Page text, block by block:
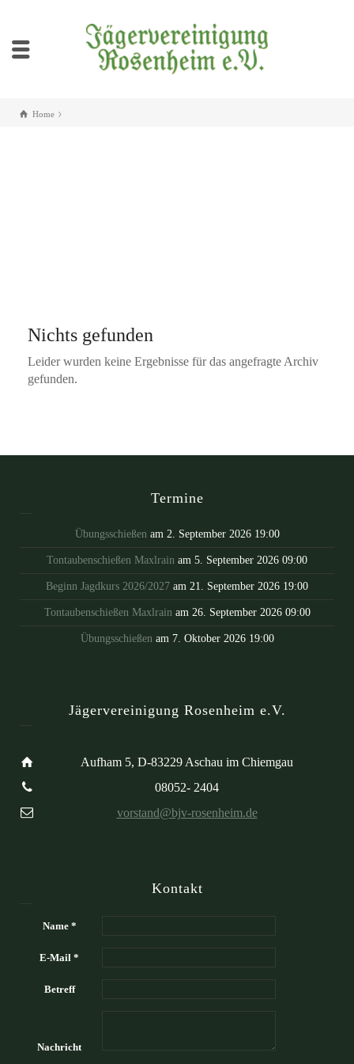
Home
Nichts gefunden
Leider wurden keine Ergebnisse für das angefragte Archiv
gefunden.
Termine
Übungsschießen am 2. September 2026 19:00
Tontaubenschießen Maxlrain am 5. September 2026 09:00
Beginn Jagdkurs 2026/2027 am 21. September 2026 19:00
Tontaubenschießen Maxlrain am 26. September 2026 09:00
Übungsschießen am 7. Oktober 2026 19:00
Jägervereinigung Rosenheim e.V.
Aufham 5, D-83229 Aschau im Chiemgau
08052- 2404
vorstand@bjv-rosenheim.de
Kontakt
Name *
E-Mail *
Betreff
Nachricht